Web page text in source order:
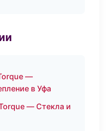
—
в Уфа
— Стекла и